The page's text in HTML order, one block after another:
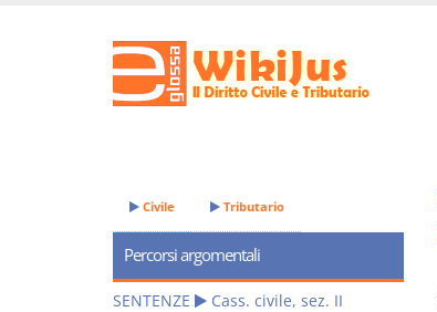
Civile Tributario
Percorsi argomentali
SENTENZE
Cass. civile, sez. II